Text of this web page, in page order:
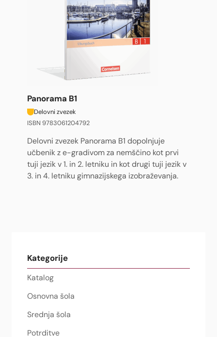
Panorama B1
Delovni zvezek
ISBN 9783061204792
Delovni zvezek Panorama B1 dopolnjuje
učbenik z e-gradivom za nemščino kot prvi
tuji jezik v 1. in 2. letniku in kot drugi tuji jezik v
3. in 4. letniku gimnazijskega izobraževanja.
Kategorije
Katalog
Osnovna šola
Srednja šola
Potrditve